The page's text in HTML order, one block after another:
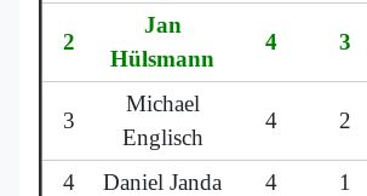
2
Jan
Hülsmann
4 3
3
Michael
Englisch
4 2
4 Daniel Janda 4 1